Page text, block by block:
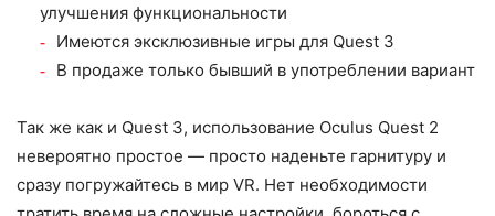
улучшения функциональности
Имеются эксклюзивные игры для Quest 3
В продаже только бывший в употреблении вариант
Так же как и Quest 3, использование Oculus Quest 2
невероятно простое — просто наденьте гарнитуру и
сразу погружайтесь в мир VR. Нет необходимости